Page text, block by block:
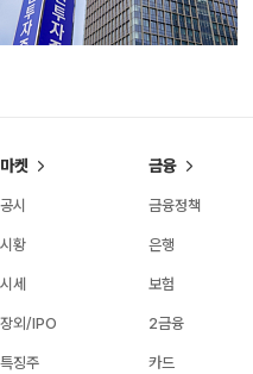
마켓
공시
시황
시세
장외/IPO
특징주
금융
금융정책
은행
보험
2금융
카드